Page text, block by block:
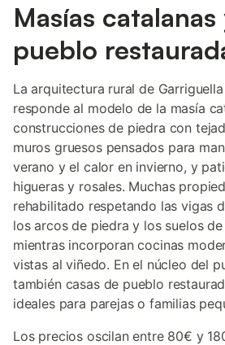
Masías
pueblo
La arquitectura rural de
responde al modelo de la masía
construcciones de piedra con
muros gruesos pensados para
verano y el calor en invierno, y
higueras y rosales. Muchas
rehabilitado respetando las vigas
los arcos de piedra y los suelos
mientras incorporan cocinas
vistas al viñedo. En el núcleo del
también casas de pueblo
ideales para parejas o familias
Los precios oscilan entre 80€ y